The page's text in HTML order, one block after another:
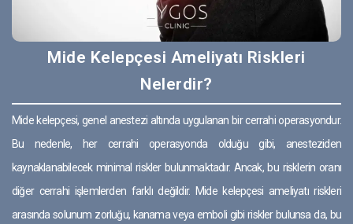
Mide Kelepçesi Ameliyatı Riskleri
Nelerdir?
Mide kelepçesi, genel anestezi altında uygulanan bir cerrahi operasyondur.
Bu nedenle, her cerrahi operasyonda olduğu gibi, anesteziden
kaynaklanabilecek minimal riskler bulunmaktadır. Ancak, bu risklerin oranı
diğer cerrahi işlemlerden farklı değildir. Mide kelepçesi ameliyatı riskleri
arasında solunum zorluğu, kanama veya emboli gibi riskler bulunsa da, bu